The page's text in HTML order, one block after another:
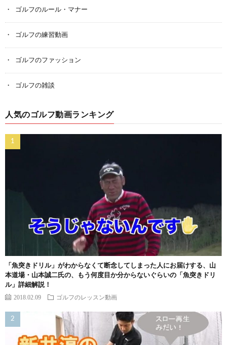
ゴルフのルール・マナー
ゴルフの練習動画
ゴルフのファッション
ゴルフの雑談
人気のゴルフ動画ランキング
「魚突きドリル」がわからなくて断念してしまった人にお届けする、山
本道場・山本誠二氏の、もう何度目か分からないぐらいの「魚突きドリ
ル」詳細解説！
2018.02.09 ゴルフのレッスン動画